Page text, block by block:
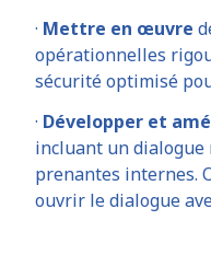
· Mettre en œuvre
opérationnelles
sécurité optimisé
· Développer et
incluant un dialogue
prenantes internes.
ouvrir le dialogue